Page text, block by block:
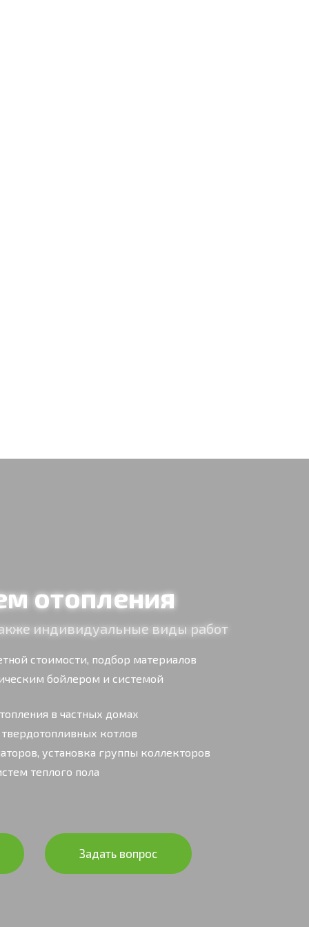
отопления
индивидуальные виды работ
стоимости, подбор материалов
бойлером и системой
в частных домах
котлов
установка группы коллекторов
теплого пола
Задать вопрос